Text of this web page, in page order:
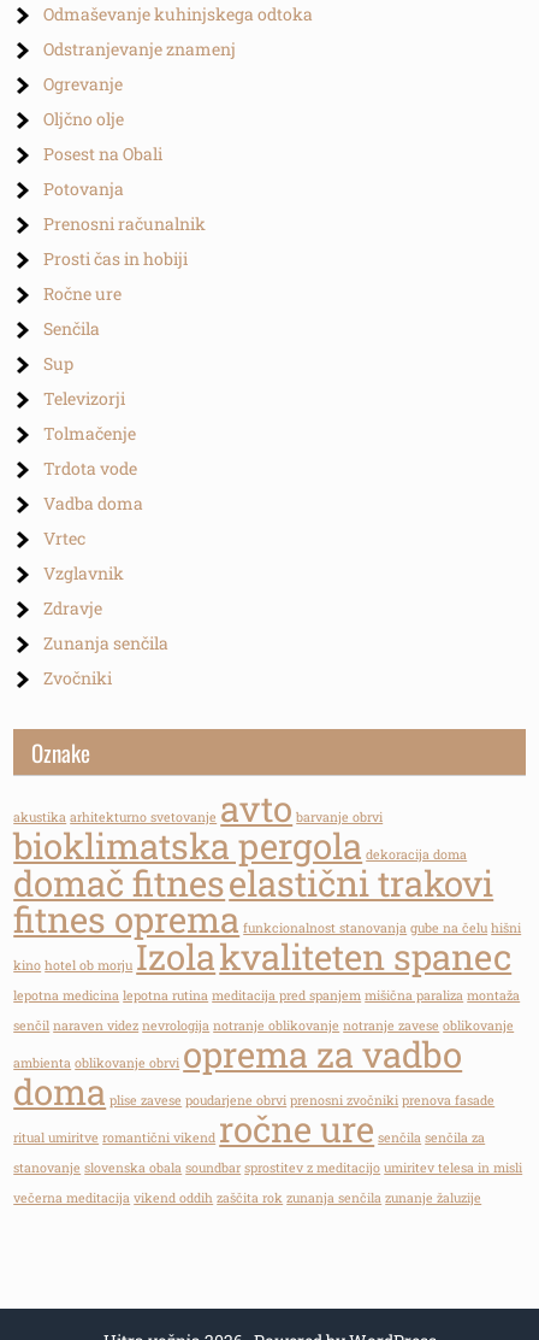
Odmaševanje kuhinjskega odtoka
Odstranjevanje znamenj
Ogrevanje
Oljčno olje
Posest na Obali
Potovanja
Prenosni računalnik
Prosti čas in hobiji
Ročne ure
Senčila
Sup
Televizorji
Tolmačenje
Trdota vode
Vadba doma
Vrtec
Vzglavnik
Zdravje
Zunanja senčila
Zvočniki
Oznake
akustika arhitekturno svetovanje avto barvanje obrvi
bioklimatska pergola dekoracija doma
domač fitneselastični trakovi
fitnes oprema funkcionalnost stanovanja gube na čelu hišni
kino hotel ob morju Izolakvaliteten spanec
lepotna medicina lepotna rutina meditacija pred spanjem mišična paraliza montaža
senčil naraven videz nevrologija notranje oblikovanje notranje zavese oblikovanje
ambienta oblikovanje obrvi oprema za vadbo
doma plise zavese poudarjene obrvi prenosni zvočniki prenova fasade
ritual umiritve romantični vikend ročne ure senčila senčila za
stanovanje slovenska obala soundbar sprostitev z meditacijo umiritev telesa in misli
večerna meditacija vikend oddih zaščita rok zunanja senčila zunanje žaluzije